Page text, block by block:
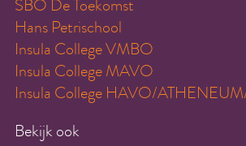
Hans Petrischool
Insula College VMBO
Insula College MAVO
Insula College HAVO/
Bekijk ook